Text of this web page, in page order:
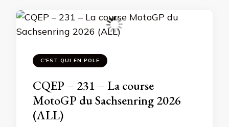
C'EST QUI EN POLE
CQEP – 231 – La course
MotoGP du Sachsenring 2026
(ALL)